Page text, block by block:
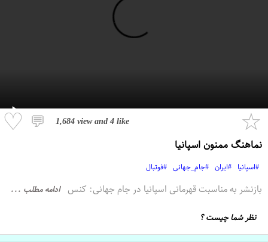
♡ 💬 1,684 viewand4 like ☆
نماهنگ ممنون اسپانیا
#اسپانیا #ایران #جام_جهانی #فوتبال
بازنشر به مناسبت قهرمانی اسپانیا در جام جهانی: کنس ادامه مطلب ...
نظر شما چیست ؟